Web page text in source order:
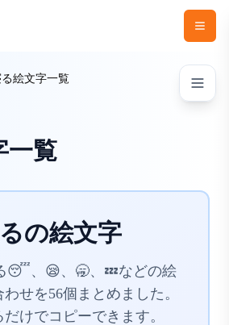
絵文字一覧
一覧
の絵文字
😴、😪、🥱、💤などの絵
せを56個まとめました。
けでコピーできます。